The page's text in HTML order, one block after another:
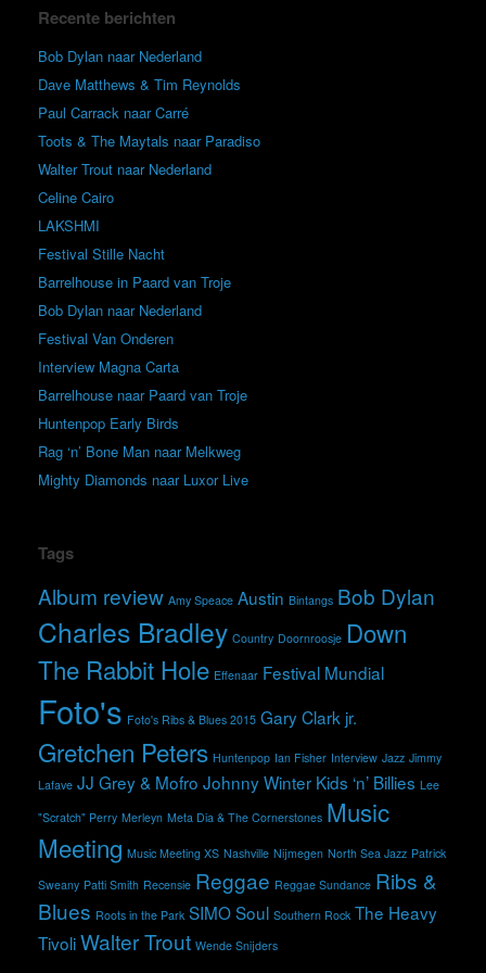
Recente berichten
Bob Dylan naar Nederland
Dave Matthews & Tim Reynolds
Paul Carrack naar Carré
Toots & The Maytals naar Paradiso
Walter Trout naar Nederland
Celine Cairo
LAKSHMI
Festival Stille Nacht
Barrelhouse in Paard van Troje
Bob Dylan naar Nederland
Festival Van Onderen
Interview Magna Carta
Barrelhouse naar Paard van Troje
Huntenpop Early Birds
Rag ‘n’ Bone Man naar Melkweg
Mighty Diamonds naar Luxor Live
Tags
Album review Amy Speace Austin Bintangs Bob Dylan
Charles Bradley Country Doornroosje Down
The Rabbit Hole Effenaar Festival Mundial
Foto's Foto's Ribs & Blues 2015 Gary Clark jr.
Gretchen Peters Huntenpop Ian Fisher Interview Jazz Jimmy
Lafave JJ Grey & Mofro Johnny Winter Kids ‘n’ Billies Lee
"Scratch" Perry Merleyn Meta Dia & The Cornerstones Music
Meeting Music Meeting XS Nashville Nijmegen North Sea Jazz Patrick
Sweany Patti Smith Recensie Reggae Reggae Sundance Ribs &
Blues Roots in the Park SIMOSoul Southern Rock The Heavy
TivoliWalter Trout Wende Snijders